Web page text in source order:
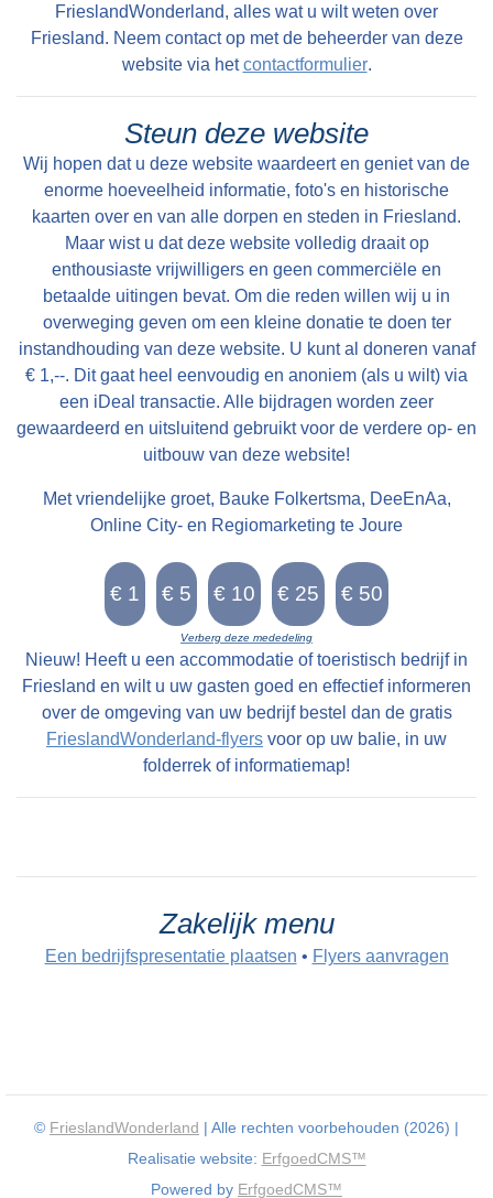
Lees meer
Tekst: © Foto: © Bauke Folkertsma
FrieslandWonderland, alles wat u wilt weten over
Friesland. Neem contact op met de beheerder van deze
website via hetcontactformulier.
Steun deze website
Wij hopen dat u deze website waardeert en geniet van de
enorme hoeveelheid informatie, foto's en historische
kaarten over en van alle dorpen en steden in Friesland.
Maar wist u dat deze website volledig draait op
enthousiaste vrijwilligers en geen commerciële en
betaalde uitingen bevat. Om die reden willen wij u in
overweging geven om een kleine donatie te doen ter
instandhouding van deze website. U kunt al doneren vanaf
€ 1,--. Dit gaat heel eenvoudig en anoniem (als u wilt) via
een iDeal transactie. Alle bijdragen worden zeer
gewaardeerd en uitsluitend gebruikt voor de verdere op- en
uitbouw van deze website!
Met vriendelijke groet, Bauke Folkertsma, DeeEnAa,
Online City- en Regiomarketing te Joure
Verberg deze mededeling
Nieuw! Heeft u een accommodatie of toeristisch bedrijf in
Friesland en wilt u uw gasten goed en effectief informeren
over de omgeving van uw bedrijf bestel dan de gratis
FrieslandWonderland-flyers voor op uw balie, in uw
folderrek of informatiemap!
Zakelijk menu
Een bedrijfspresentatie plaatsen • Flyers aanvragen
© FrieslandWonderland | Alle rechten voorbehouden (2026) |
Realisatie website: ErfgoedCMS™
Powered by ErfgoedCMS™